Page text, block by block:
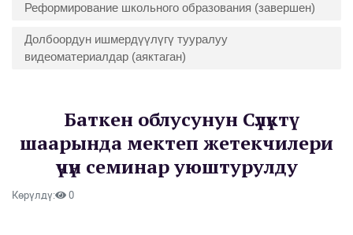
Реформирование школьного образования (завершен)
Долбоордун ишмердүүлүгү тууралуу
видеоматериалдар (аяктаган)
Баткен облусунун Сүлүктү
шаарында мектеп жетекчилери
үчүн семинар уюштурулду
Көрүлдү: 0